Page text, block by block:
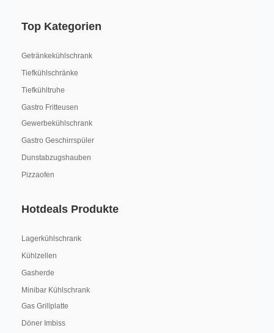
Top Kategorien
Getränkekühlschrank
Tiefkühlschränke
Tiefkühltruhe
Gastro Fritteusen
Gewerbekühlschrank
Gastro Geschirrspüler
Dunstabzugshauben
Pizzaofen
Hotdeals Produkte
Lagerkühlschrank
Kühlzellen
Gasherde
Minibar Kühlschrank
Gas Grillplatte
Döner Imbiss